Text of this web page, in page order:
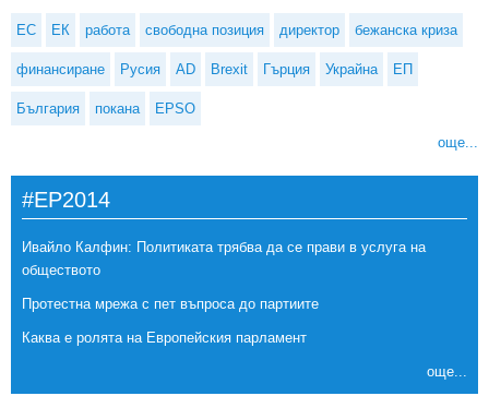
ЕС ЕК работа свободна позиция директор бежанска криза
финансиране Русия AD Brexit Гърция Украйна ЕП
България покана EPSO
още...
#EP2014
Ивайло Калфин: Политиката трябва да се прави в услуга на
обществото
Протестна мрежа с пет въпроса до партиите
Каква е ролята на Европейския парламент
още...